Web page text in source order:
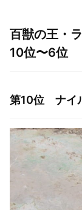
百獣の王・
10位〜6位
第10位 ナイ